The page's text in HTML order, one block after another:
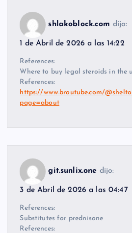
shlakoblock.com dijo:
1 de Abril de 2026 a las 14:22
References:
Where to buy legal steroids in the
References:
https://www.broutube.com/
page=about
git.sunlix.one dijo:
3 de Abril de 2026 a las 04:47
References:
Substitutes for prednisone
References: